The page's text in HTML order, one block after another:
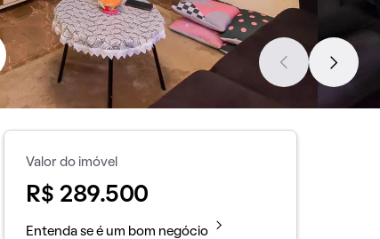
Valor do imóvel
R$ 289.500
Entenda se é um bom negócio